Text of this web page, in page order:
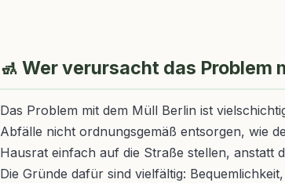
🚮 Wer verursacht das Problem
Das Problem mit dem Müll Berlin ist
Abfälle nicht ordnungsgemäß entsorgen, wie
Hausrat einfach auf die Straße stellen, anstatt
Die Gründe dafür sind vielfältig: